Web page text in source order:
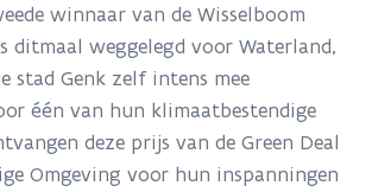
winnaar van de Wisselboom
ditmaal weggelegd voor Waterland,
stad Genk zelf intens mee
één van hun klimaatbestendige
deze prijs van de Green Deal
Omgeving voor hun inspanningen